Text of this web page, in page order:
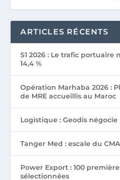
ARTICLES RÉCENTS
S1 2026 : Le trafic
14,4 %
Opération Marhaba 2026 :
de MRE accueillis au Maroc
Logistique : Geodis
Tanger Med : escale du CMA
Power Export : 100
sélectionnées